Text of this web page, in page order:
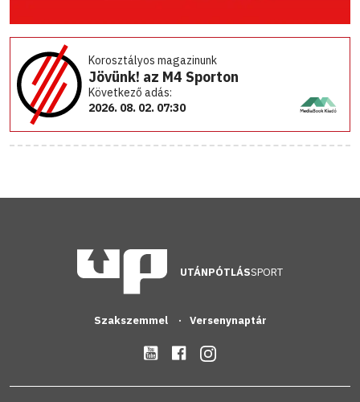
Korosztályos magazinunk
Jövünk! az M4 Sporton
Következő adás:
2026. 08. 02. 07:30
UTÁNPÓTLÁSSPORT
Szakszemmel Versenynaptár